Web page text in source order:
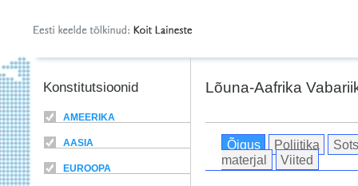
Konstitutsioonid
AMEERIKA
AASIA
EUROOPA
Lõuna-Aafrika
Õigus Poliitika
materjal
Viited